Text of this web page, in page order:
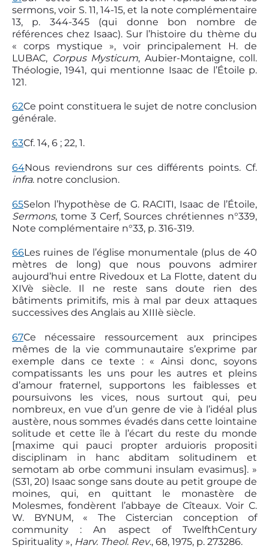
sermons, voir S. 11, 14-15, et la note complémentaire
13, p. 344-345 (qui donne bon nombre de
références chez Isaac). Sur l’histoire du thème du
« corps mystique », voir principalement H. de
LUBAC, Corpus Mysticum, Aubier-Montaigne, coll.
Théologie, 1941, qui mentionne Isaac de l’Étoile p.
121.
62Ce point constituera le sujet de notre conclusion
générale.
63Cf. 14, 6 ; 22, 1.
64Nous reviendrons sur ces différents points. Cf.
infra. notre conclusion.
65Selon l’hypothèse de G. RACITI, Isaac de l’Étoile,
Sermons, tome 3 Cerf, Sources chrétiennes n°339,
Note complémentaire n°33, p. 316-319.
66Les ruines de l’église monumentale (plus de 40
mètres de long) que nous pouvons admirer
aujourd’hui entre Rivedoux et La Flotte, datent du
XIVè siècle. Il ne reste sans doute rien des
bâtiments primitifs, mis à mal par deux attaques
successives des Anglais au XIIIè siècle.
67Ce nécessaire ressourcement aux principes
mêmes de la vie communautaire s’exprime par
exemple dans ce texte : « Ainsi donc, soyons
compatissants les uns pour les autres et pleins
d’amour fraternel, supportons les faiblesses et
poursuivons les vices, nous surtout qui, peu
nombreux, en vue d’un genre de vie à l’idéal plus
austère, nous sommes évadés dans cette lointaine
solitude et cette île à l’écart du reste du monde
[maxime qui pauci propter arduioris propositi
disciplinam in hanc abditam solitudinem et
semotam ab orbe communi insulam evasimus]. »
(S31, 20) Isaac songe sans doute au petit groupe de
moines, qui, en quittant le monastère de
Molesmes, fondèrent l’abbaye de Cîteaux. Voir C.
W. BYNUM, « The Cistercian conception of
community : An aspect of Twelfth­Century
Spirituality », Harv. Theol. Rev., 68, 1975, p. 273­286.